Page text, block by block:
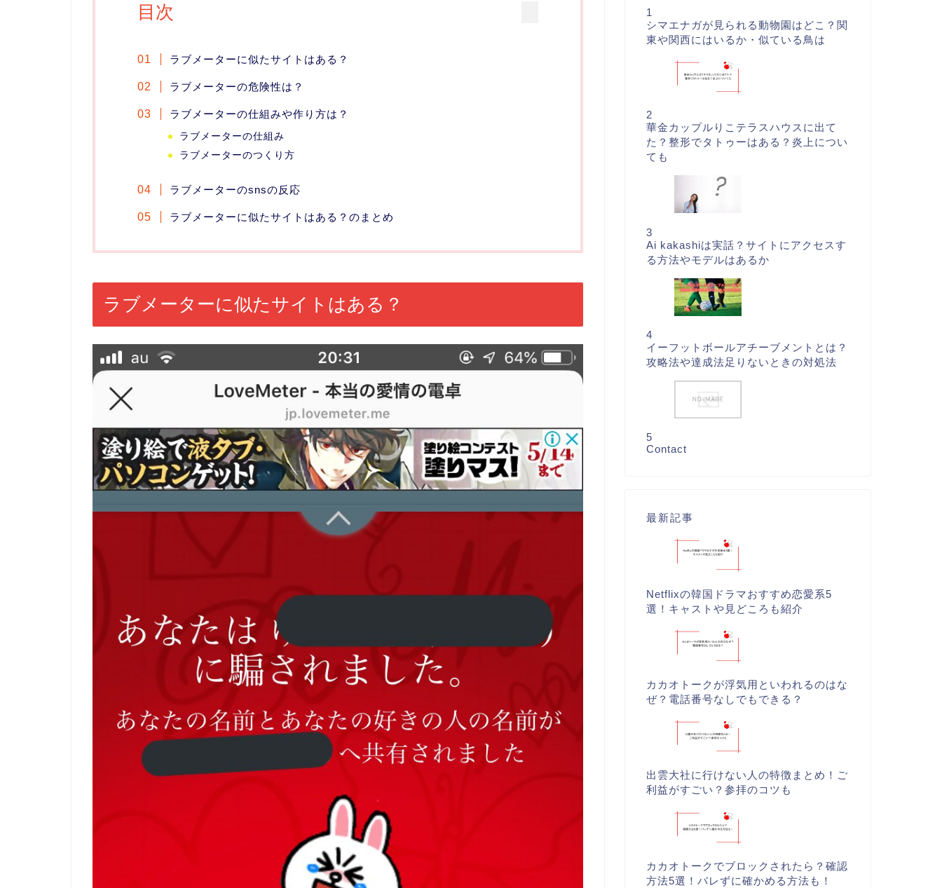
目次
ラブメーターに似たサイトはある？
ラブメーターの危険性は？
ラブメーターの仕組みや作り方は？
ラブメーターの仕組み
ラブメーターのつくり方
ラブメーターのsnsの反応
ラブメーターに似たサイトはある？のまとめ
ラブメーターに似たサイトはある？
1
シマエナガが見られる動物園はどこ？関
東や関西にはいるか・似ている鳥は
2
華金カップルりこテラスハウスに出て
た？整形でタトゥーはある？炎上につい
ても
3
Ai kakashiは実話？サイトにアクセスす
る方法やモデルはあるか
4
イーフットボールアチーブメントとは？
攻略法や達成法足りないときの対処法
5
Contact
最新記事
Netflixの韓国ドラマおすすめ恋愛系5
選！キャストや見どころも紹介
カカオトークが浮気用といわれるのはな
ぜ？電話番号なしでもできる？
出雲大社に行けない人の特徴まとめ！ご
利益がすごい？参拝のコツも
カカオトークでブロックされたら？確認
方法5選！バレずに確かめる方法も！